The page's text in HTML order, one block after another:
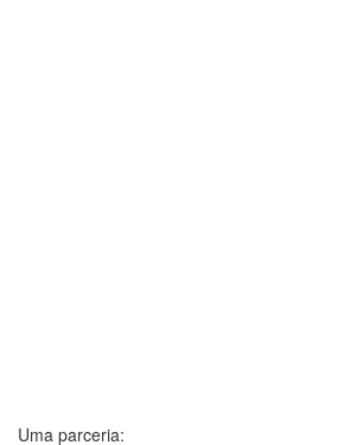
Uma parceria: